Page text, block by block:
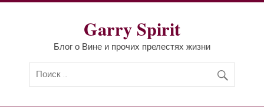
Перейти
Garry Spirit
Блог о Вине и прочих прелестях жизни